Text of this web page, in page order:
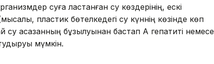
суға ластанған су көздерінің, ескі
пластик бөтелкедегі су күннің көзінде көп
су асқазанның бұзылуынан бастап А гепатиті немесе
тудыруы мүмкін.